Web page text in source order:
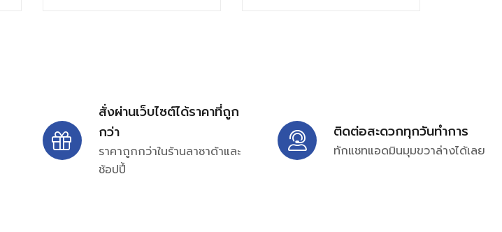
สั่งผ่านเว็บไซต์ได้ราคาที่ถูก
กว่า
ราคาถูกกว่าในร้านลาซาด้าและ
ช้อปปี้
ติดต่อสะดวกทุกวันทำการ
ทักแชทแอดมินมุมขวาล่างได้เลย